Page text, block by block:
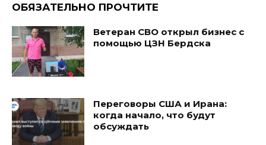
ОБЯЗАТЕЛЬНО ПРОЧТИТЕ
Ветеран СВО открыл бизнес с
помощью ЦЗН Бердска
Переговоры США и Ирана:
когда начало, что будут
обсуждать